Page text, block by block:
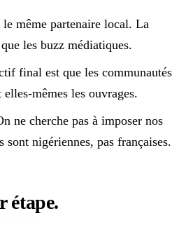
même partenaire local. La
les buzz médiatiques.
final est que les communautés
mêmes les ouvrages.
ne cherche pas à imposer nos
sont nigériennes, pas françaises.
étape.